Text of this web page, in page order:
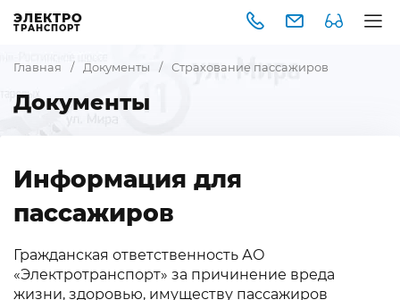
ЭЛЕКТРО
ТРАНСПОРТ
Главная / Документы / Страхование пассажиров
Документы
Информация для
пассажиров
Гражданская ответственность АО
«Электротранспорт» за причинение вреда
жизни, здоровью, имуществу пассажиров